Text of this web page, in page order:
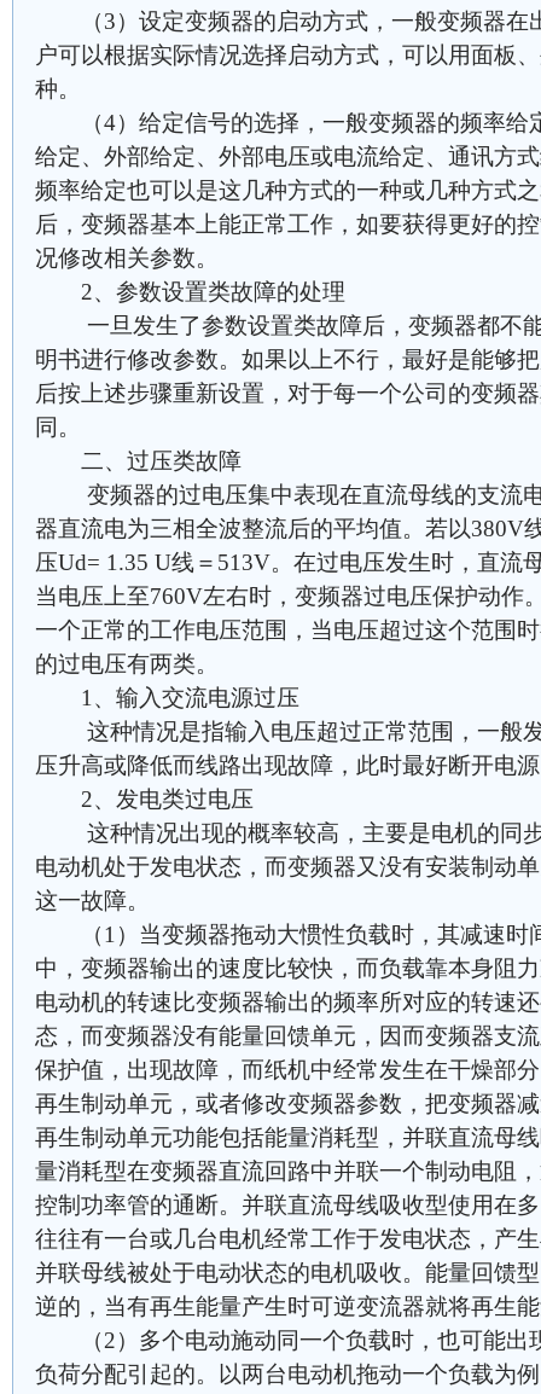
（3）设定变频器的启动方式，一般变频器在
户可以根据实际情况选择启动方式，可以用面板
种。
（4）给定信号的选择，一般变频器的频率给
给定、外部给定、外部电压或电流给定、通讯方
频率给定也可以是这几种方式的一种或几种方式
后，变频器基本上能正常工作，如要获得更好的
况修改相关参数。
2、参数设置类故障的处理
一旦发生了参数设置类故障后，变频器都不
明书进行修改参数。如果以上不行，最好是能够
后按上述步骤重新设置，对于每一个公司的变频
同。
二、过压类故障
变频器的过电压集中表现在直流母线的支流
器直流电为三相全波整流后的平均值。若以380V
压Ud= 1.35 U线＝513V。在过电压发生时，直流
当电压上至760V左右时，变频器过电压保护动作
一个正常的工作电压范围，当电压超过这个范围
的过电压有两类。
1、输入交流电源过压
这种情况是指输入电压超过正常范围，一般
压升高或降低而线路出现故障，此时最好断开电
2、发电类过电压
这种情况出现的概率较高，主要是电机的同
电动机处于发电状态，而变频器又没有安装制动
这一故障。
（1）当变频器拖动大惯性负载时，其减速时
中，变频器输出的速度比较快，而负载靠本身阻
电动机的转速比变频器输出的频率所对应的转速
态，而变频器没有能量回馈单元，因而变频器支
保护值，出现故障，而纸机中经常发生在干燥部
再生制动单元，或者修改变频器参数，把变频器
再生制动单元功能包括能量消耗型，并联直流母
量消耗型在变频器直流回路中并联一个制动电阻
控制功率管的通断。并联直流母线吸收型使用在
往往有一台或几台电机经常工作于发电状态，产
并联母线被处于电动状态的电机吸收。能量回馈
逆的，当有再生能量产生时可逆变流器就将再生
（2）多个电动施动同一个负载时，也可能出
负荷分配引起的。以两台电动机拖动一个负载为